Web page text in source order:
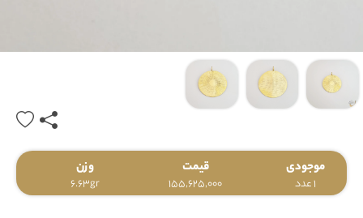
موجودی
1 عدد
قیمت
155,625,000
وزن
6.63gr